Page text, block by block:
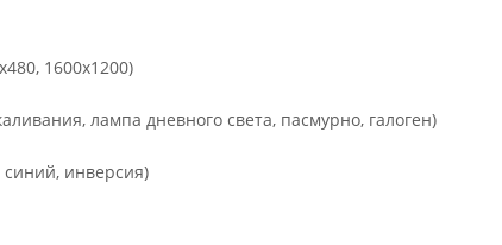
1600х1200)
лампа дневного света, пасмурно, галоген)
инверсия)